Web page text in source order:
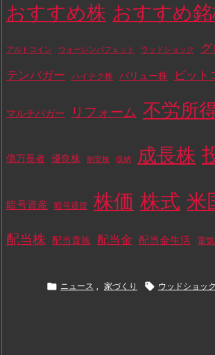
おすすめ株 おすすめ
アルトコイン ウォーレンバフェット ウッドショック
テンバガー ハイテク株 バリュー株 ビット
マルチバガー リフォーム 不労所
億万長者 優良株 割安株 収納 成長株
暗号資産 暗号通貨 株価 株式 米
配当株 配当貴族 配当金 配当金生活 電
 ニュース , 家づくり  ウッドショック